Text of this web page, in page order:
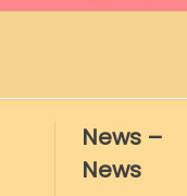
News –
News